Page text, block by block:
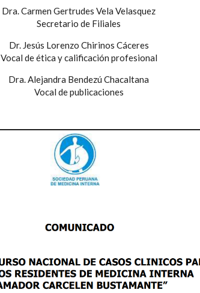
Dra. Carmen Gertrudes Vela Velasquez
Secretario de Filiales
Dr. Jesús Lorenzo Chirinos Cáceres
Vocal de ética y calificación profesional
Dra. Alejandra Bendezú Chacaltana
Vocal de publicaciones